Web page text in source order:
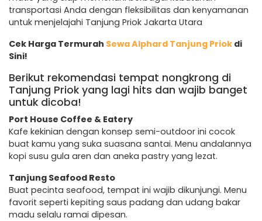
transportasi Anda dengan fleksibilitas dan kenyamanan
untuk menjelajahi Tanjung Priok Jakarta Utara
Cek Harga Termurah Sewa Alphard Tanjung Priok di
Sini!
Berikut rekomendasi tempat nongkrong di
Tanjung Priok yang lagi hits dan wajib banget
untuk dicoba!
Port House Coffee & Eatery
Kafe kekinian dengan konsep semi-outdoor ini cocok
buat kamu yang suka suasana santai. Menu andalannya
kopi susu gula aren dan aneka pastry yang lezat.
Tanjung Seafood Resto
Buat pecinta seafood, tempat ini wajib dikunjungi. Menu
favorit seperti kepiting saus padang dan udang bakar
madu selalu ramai dipesan.